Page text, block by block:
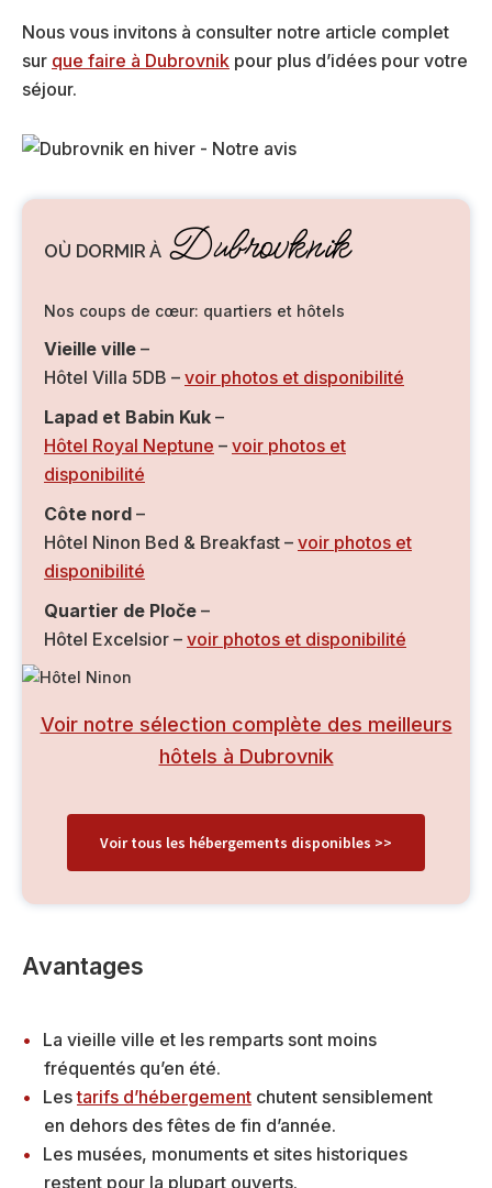
Nous vous invitons à consulter notre article complet
sur que faire à Dubrovnik pour plus d’idées pour votre
séjour.
OÙ DORMIR À Dubrovknik
Nos coups de cœur: quartiers et hôtels
Vieille ville –
Hôtel Villa 5DB – voir photos et disponibilité
Lapad et Babin Kuk –
Hôtel Royal Neptune – voir photos et
disponibilité
Côte nord –
Hôtel Ninon Bed & Breakfast – voir photos et
disponibilité
Quartier de Ploče –
Hôtel Excelsior – voir photos et disponibilité
Voir notre sélection complète des meilleurs
hôtels à Dubrovnik
Voir tous les hébergements disponibles >>
Avantages
La vieille ville et les remparts sont moins
fréquentés qu’en été.
Lestarifs d’hébergement chutent sensiblement
en dehors des fêtes de fin d’année.
Les musées, monuments et sites historiques
restent pour la plupart ouverts.